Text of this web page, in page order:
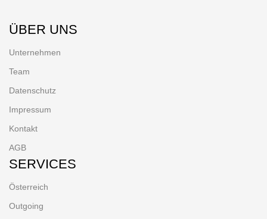
ÜBER UNS
Unternehmen
Team
Datenschutz
Impressum
Kontakt
AGB
SERVICES
Österreich
Outgoing